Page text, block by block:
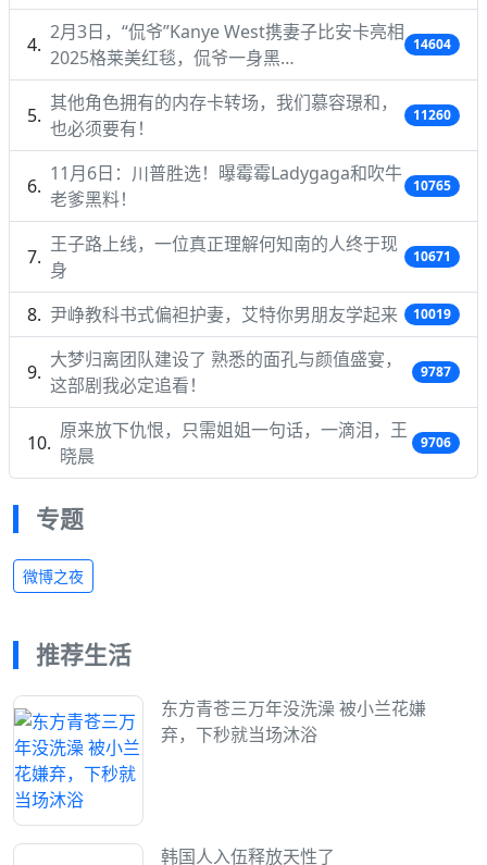
2月3日，“侃爷”Kanye West携妻子比安卡亮相
2025格莱美红毯，侃爷一身黑…
14604
其他角色拥有的内存卡转场，我们慕容璟和，
也必须要有！
11260
11月6日：川普胜选！曝霉霉Ladygaga和吹牛
老爹黑料！
10765
王子路上线，一位真正理解何知南的人终于现
身
10671
尹峥教科书式偏袒护妻，艾特你男朋友学起来 10019
大梦归离团队建设了 熟悉的面孔与颜值盛宴，
这部剧我必定追看！
9787
原来放下仇恨，只需姐姐一句话，一滴泪，王
晓晨
9706
专题
微博之夜
推荐生活
东方青苍三万年没洗澡 被小兰花嫌
弃，下秒就当场沐浴
韩国人入伍释放天性了